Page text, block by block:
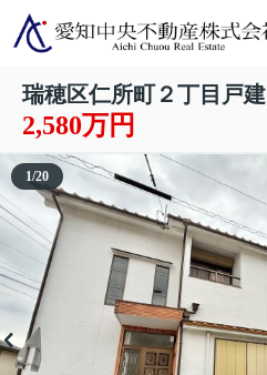
瑞穂区仁所町２丁目戸建
2,580万円
1/20